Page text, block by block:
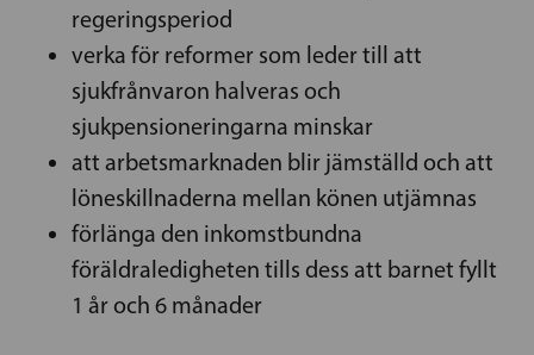
regeringsperiod
verka för reformer som leder till att
sjukfrånvaron halveras och
sjukpensioneringarna minskar
att arbetsmarknaden blir jämställd och att
löneskillnaderna mellan könen utjämnas
förlänga den inkomstbundna
föräldraledigheten tills dess att barnet fyllt
1 år och 6 månader